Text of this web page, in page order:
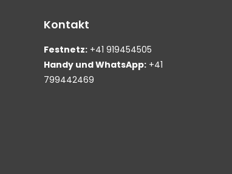
Kontakt
Festnetz: +41 919454505
Handy und WhatsApp: +41
799442469